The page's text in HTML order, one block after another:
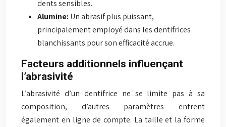
dents sensibles.
Alumine:Un abrasif plus puissant,
principalement employé dans les dentifrices
blanchissants pour son efficacité accrue.
Facteurs additionnels influençant
l’abrasivité
L’abrasivité d’un dentifrice ne se limite pas à sa
composition, d’autres paramètres entrent
également en ligne de compte. La taille et la forme